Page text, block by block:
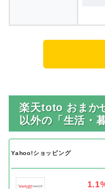
楽天toto おまか
以外の「生活・
Yahoo!ショッピング